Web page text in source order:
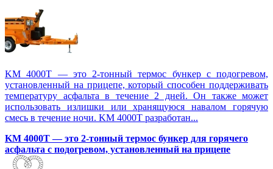
KM 4000T — это 2-тонный термос бункер с подогревом,
установленный на прицепе, который способен поддерживать
температуру асфальта в течение 2 дней. Он также может
использовать излишки или хранящуюся навалом горячую
смесь в течение ночи. KM 4000T разработан...
KM 4000T — это 2-тонный термос бункер для горячего
асфальта с подогревом, установленный на прицепе